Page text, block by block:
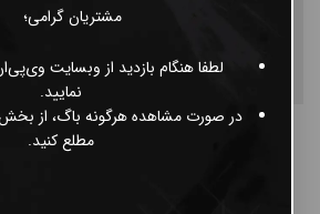
مشتریان گرامی؛
لطفا هنگام بازدید از وبسایت
نمایید.
در صورت مشاهده هرگونه باگ، از
مطلع کنید.